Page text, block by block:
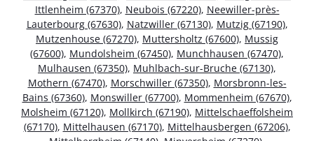
Ittlenheim (67370), Neubois (67220), Neewiller-près-
Lauterbourg (67630), Natzwiller (67130), Mutzig (67190),
Mutzenhouse (67270), Muttersholtz (67600), Mussig
(67600), Mundolsheim (67450), Munchhausen (67470),
Mulhausen (67350), Muhlbach-sur-Bruche (67130),
Mothern (67470), Morschwiller (67350), Morsbronn-les-
Bains (67360), Monswiller (67700), Mommenheim (67670),
Molsheim (67120), Mollkirch (67190), Mittelschaeffolsheim
(67170), Mittelhausen (67170), Mittelhausbergen (67206),